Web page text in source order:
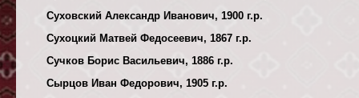
Суховский Александр Иванович, 1900 г.р.
Сухоцкий Матвей Федосеевич, 1867 г.р.
Сучков Борис Васильевич, 1886 г.р.
Сырцов Иван Федорович, 1905 г.р.